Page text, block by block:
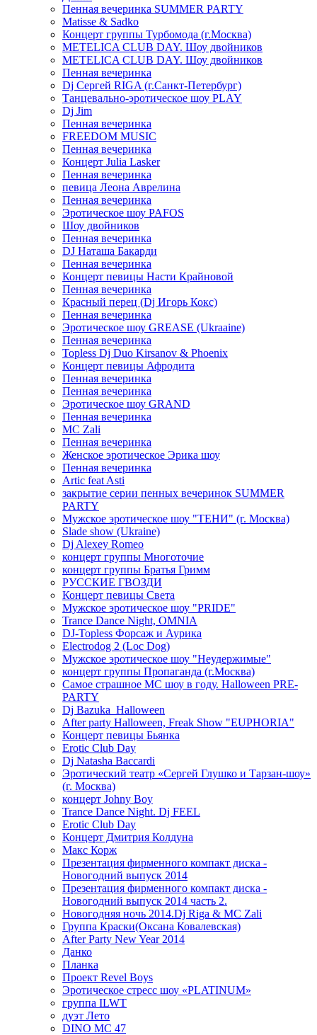
Пенная вечеринка SUMMER PARTY
Matisse & Sadko
Концерт группы Турбомода (г.Москва)
METELICA CLUB DAY. Шоу двойников
METELICA CLUB DAY. Шоу двойников
Пенная вечеринка
Dj Сергей RIGA (г.Санкт-Петербург)
Танцевально-эротическое шоу PLAY
Dj Jim
Пенная вечеринка
FREEDOM MUSIC
Пенная вечеринка
Концерт Julia Lasker
Пенная вечеринка
певица Леона Аврелина
Пенная вечеринка
Эротическое шоу PAFOS
Шоу двойников
Пенная вечеринка
DJ Наташа Бакарди
Пенная вечеринка
Концерт певицы Насти Крайновой
Пенная вечеринка
Красный перец (Dj Игорь Кокс)
Пенная вечеринка
Эротическое шоу GREASE (Ukraaine)
Пенная вечеринка
Topless Dj Duo Kirsanov & Phoenix
Концерт певицы Афродита
Пенная вечеринка
Пенная вечеринка
Эротическое шоу GRAND
Пенная вечеринка
MC Zali
Пенная вечеринка
Женское эротическое Эрика шоу
Пенная вечеринка
Artic feat Asti
закрытие серии пенных вечеринок SUMMER
PARTY
Мужское эротическое шоу "ТЕНИ" (г. Москва)
Slade show (Ukraine)
Dj Alexey Romeo
концерт группы Многоточие
концерт группы Братья Гримм
РУССКИЕ ГВОЗДИ
Концерт певицы Света
Мужское эротическое шоу "PRIDE"
Trance Dance Night, OMNIA
DJ-Topless Форсаж и Аурика
Electrodog 2 (Loc Dog)
Мужское эротическое шоу "Неудержимые"
концерт группы Пропаганда (г.Москва)
Самое страшное МС шоу в году. Halloween PRE-
PARTY
Dj Bazuka_Halloween
After party Halloween, Freak Show "EUPHORIA"
Концерт певицы Бьянка
Erotic Club Day
Dj Natasha Baccardi
Эротический театр «Сергей Глушко и Тарзан-шоу»
(г. Москва)
концерт Johny Boy
Trance Dance Night. Dj FEEL
Erotic Club Day
Концерт Дмитрия Колдуна
Макс Корж
Презентация фирменного компакт диска -
Новогодний выпуск 2014
Презентация фирменного компакт диска -
Новогодний выпуск 2014 часть 2.
Новогодняя ночь 2014.Dj Riga & MC Zali
Группа Краски(Оксана Ковалевская)
After Party New Year 2014
Данко
Планка
Проект Revel Boys
Эротическое стресс шоу «PLATINUM»
группа ILWT
дуэт Лето
DINO MC 47